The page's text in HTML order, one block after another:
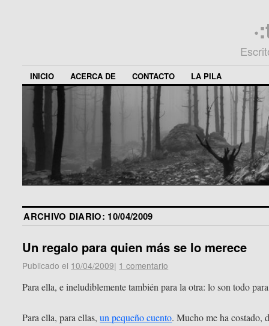
INICIO ACERCA DE CONTACTO LA PILA
ARCHIVO DIARIO: 10/04/2009
Un regalo para quien más se lo merece
Publicado el 10/04/2009| 1 comentario
Para ella, e ineludiblemente también para la otra: lo son todo
Para ella, para ellas,un pequeño cuento. Mucho me ha costado,